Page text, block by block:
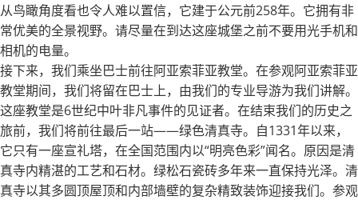
从鸟瞰角度看也令人难以置信，它建于公元前258年。它拥有非
常优美的全景视野。请尽量在到达这座城堡之前不要用光手机和
相机的电量。
接下来，我们乘坐巴士前往阿亚索菲亚教堂。在参观阿亚索菲亚
教堂期间，我们将留在巴士上，由我们的专业导游为我们讲解。
这座教堂是6世纪中叶非凡事件的见证者。在结束我们的历史之
旅前，我们将前往最后一站——绿色清真寺。自1331年以来，
它只有一座宣礼塔，在全国范围内以“明亮色彩”闻名。原因是清
真寺内精湛的工艺和石材。绿松石瓷砖多年来一直保持光泽。清
真寺以其多圆顶屋顶和内部墙壁的复杂精致装饰迎接我们。参观